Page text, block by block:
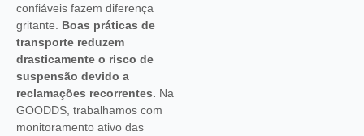
confiáveis fazem diferença
gritante. Boas práticas de
transporte reduzem
drasticamente o risco de
suspensão devido a
reclamações recorrentes. Na
GOODDS, trabalhamos com
monitoramento ativo das